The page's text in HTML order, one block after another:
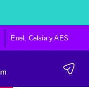
Enel, Celsia y AES